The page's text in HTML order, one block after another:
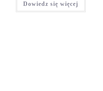
Dowiedz się więcej